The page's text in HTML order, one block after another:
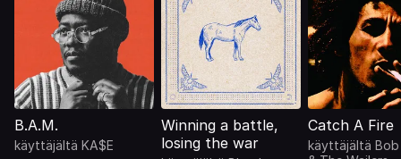
B.A.M.
käyttäjältä KA$E
Winning a battle,
losing the war
Catch A Fire
käyttäjältä